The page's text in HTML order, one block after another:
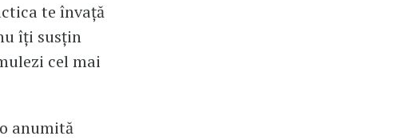
te învață
îți susțin
cel mai
anumită